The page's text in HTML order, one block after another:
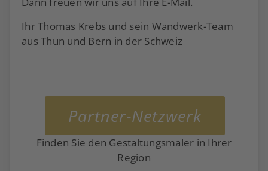
Ihr Thomas Krebs und sein Wandwerk-Team
aus Thun und Bern in der Schweiz
Partner-Netzwerk
Finden Sie den Gestaltungsmaler in Ihrer
Region